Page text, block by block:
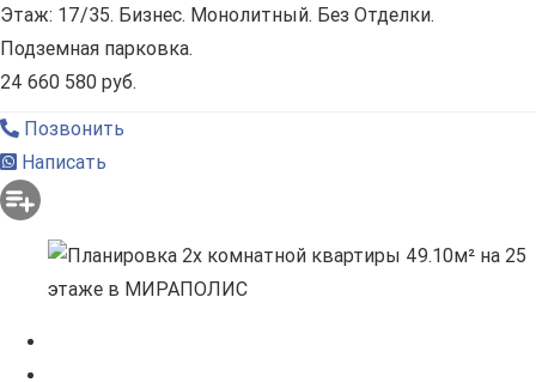
Этаж: 17/35. Бизнес. Монолитный. Без Отделки.
Подземная парковка.
24 660 580 руб.
Позвонить
Написать